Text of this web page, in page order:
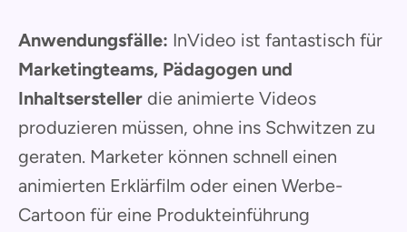
Anwendungsfälle: InVideo ist fantastisch für
Marketingteams, Pädagogen und
Inhaltsersteller die animierte Videos
produzieren müssen, ohne ins Schwitzen zu
geraten. Marketer können schnell einen
animierten Erklärfilm oder einen Werbe-
Cartoon für eine Produkteinführung